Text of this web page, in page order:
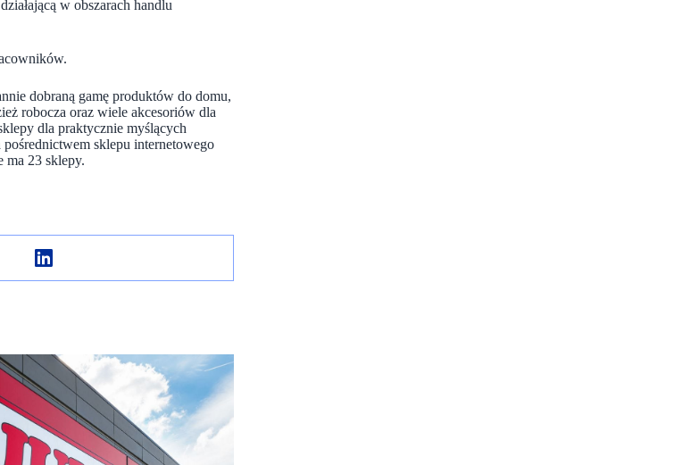
w obszarach handlu
dobraną gamę produktów do domu,
robocza oraz wiele akcesoriów dla
dla praktycznie myślących
sklepu internetowego
ma 23 sklepy.